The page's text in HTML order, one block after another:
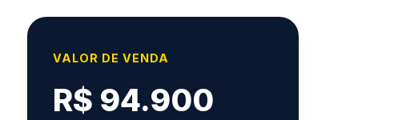
VALOR DE VENDA
R$ 94.900